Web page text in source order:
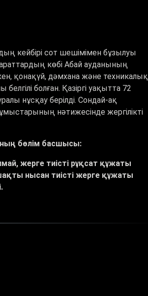
кейбірі сот шешімімен бұзылуы
көбі Абай ауданының
қонақүй, дәмхана және техникалық
болған. Қазіргі уақытта 72
нұсқау берілді. Сондай-ақ
нәтижесінде жергілікті
бөлім басшысы:
жерге тиісті рұқсат құжаты
нысан тиісті жерге құжаты